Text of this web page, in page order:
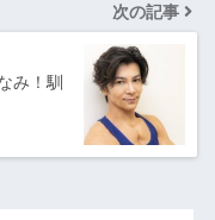
次の記事
み！馴